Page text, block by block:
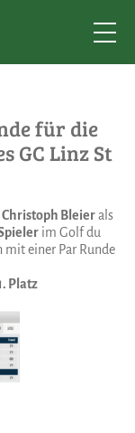
für die
GC Linz St
Christoph Bleierals
im Golf du
mit einer Par Runde
Platz